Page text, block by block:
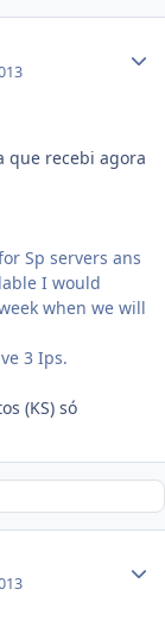
que recebi agora
Sp servers ans
I would
when we will
3 Ips.
(KS) só